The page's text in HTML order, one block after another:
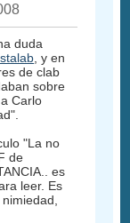
duda
, y en
de clab
sobre
Carlo
"La no
de
es
leer. Es